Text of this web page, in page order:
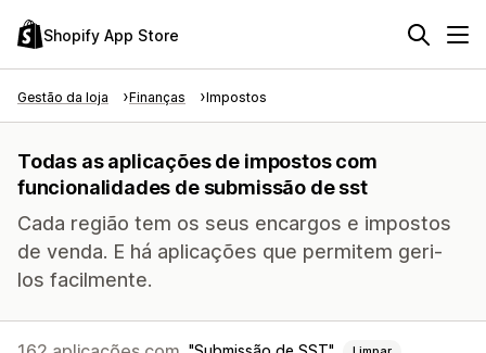
Shopify App Store
Gestão da loja Finanças Impostos
Todas as aplicações de impostos com
funcionalidades de submissão de sst
Cada região tem os seus encargos e impostos
de venda. E há aplicações que permitem geri-
los facilmente.